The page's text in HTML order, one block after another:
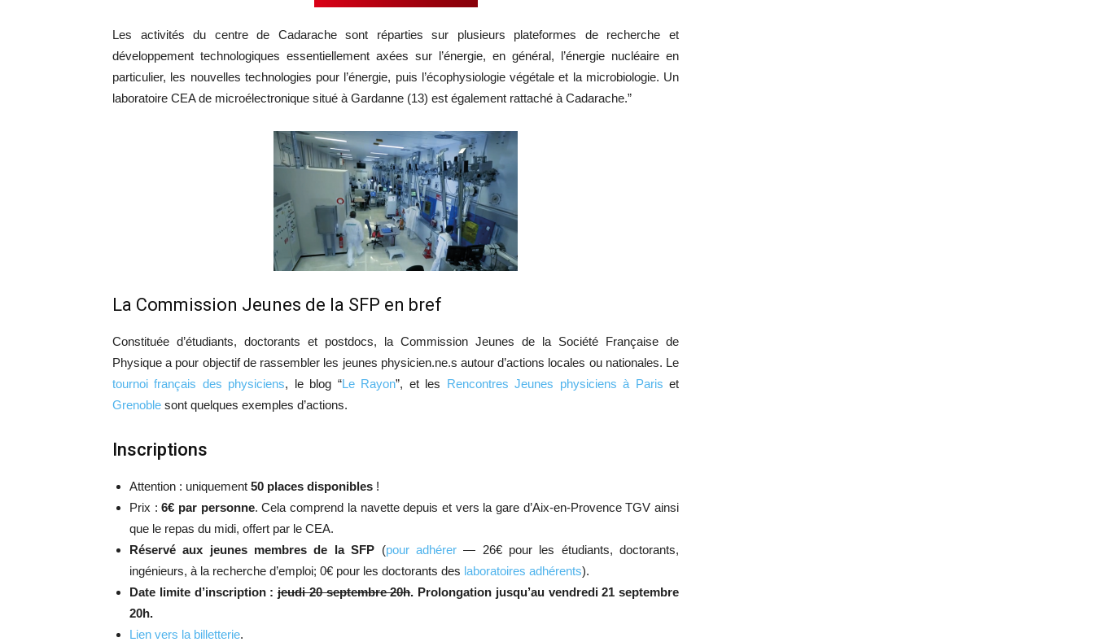
Les activités du centre de Cadarache sont réparties sur plusieurs plateformes de recherche et
développement technologiques essentiellement axées sur l’énergie, en général, l’énergie nucléaire en
particulier, les nouvelles technologies pour l’énergie, puis l’écophysiologie végétale et la microbiologie. Un
laboratoire CEA de microélectronique situé à Gardanne (13) est également rattaché à Cadarache.”
La Commission Jeunes de la SFP en bref
Constituée d’étudiants, doctorants et postdocs, la Commission Jeunes de la Société Française de
Physique a pour objectif de rassembler les jeunes physicien.ne.s autour d’actions locales ou nationales. Le
tournoi français des physiciens, le blog “Le Rayon”, et les Rencontres Jeunes physiciens à Paris et
Grenoble sont quelques exemples d’actions.
Inscriptions
Attention : uniquement 50 places disponibles !
Prix :6€ par personne. Cela comprend la navette depuis et vers la gare d’Aix-en-Provence TGV ainsi
que le repas du midi, offert par le CEA.
Réservé aux jeunes membres de la SFP (pour adhérer— 26€ pour les étudiants, doctorants,
ingénieurs, à la recherche d’emploi; 0€ pour les doctorants des laboratoires adhérents).
Date limite d’inscription : jeudi 20 septembre 20h. Prolongation jusqu’au vendredi 21 septembre
20h.
Lien vers la billetterie.